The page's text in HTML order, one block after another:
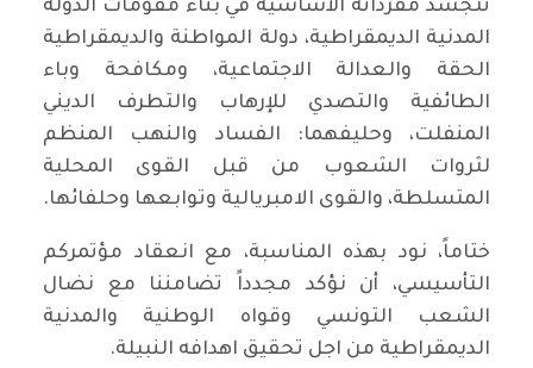
تتجسد مفرداته الأساسية في بناء مقومات الدولة
المدنية الديمقراطية، دولة المواطنة والديمقراطية
الحقة والعدالة الاجتماعية، ومكافحة وباء
الطائفية والتصدي للإرهاب والتطرف الديني
المنفلت، وحليفهما: الفساد والنهب المنظم
لثروات الشعوب من قبل القوى المحلية
المتسلطة، والقوى الامبريالية وتوابعها وحلفائها.
ختاماً، نود بهذه المناسبة، مع انعقاد مؤتمركم
التأسيسي، أن نؤكد مجدداً تضامننا مع نضال
الشعب التونسي وقواه الوطنية والمدنية
الديمقراطية من اجل تحقيق اهدافه النبيلة.